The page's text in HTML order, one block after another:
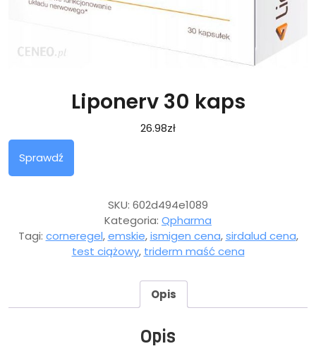
Liponerv 30 kaps
26.98zł
Sprawdź
SKU: 602d494e1089
Kategoria: Qpharma
Tagi: corneregel,emskie,ismigen cena,sirdalud cena,
test ciążowy, triderm maść cena
Opis
Opis